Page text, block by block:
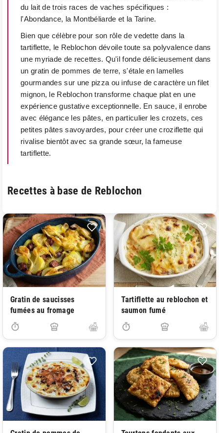
du lait de trois races de vaches spécifiques :
l'Abondance, la Montbéliarde et la Tarine.
Bien que célèbre pour son rôle de vedette dans la
tartiflette, le Reblochon dévoile toute sa polyvalence dans
une myriade de recettes. Qu'il fonde délicieusement dans
un gratin de pommes de terre, s'étale en lamelles
gourmandes sur une pizza ou infuse de caractère un filet
mignon, le Reblochon transforme chaque plat en une
expérience gustative exceptionnelle. En sauce, il enrobe
avec élégance les pâtes, en particulier les crozets, ces
petites pâtes savoyardes, pour créer une croziflette qui
rivalise bientôt avec sa grande sœur, la fameuse
tartiflette.
Recettes à base de Reblochon
Gratin de saucisses
fumées au fromage
Tartiflette au reblochon et
saumon fumé